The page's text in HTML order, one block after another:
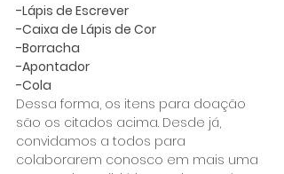
-Lápis de Escrever
-Caixa de Lápis de Cor
-Borracha
-Apontador
-Cola
Dessa forma, os itens para doação
são os citados acima. Desde já,
convidamos a todos para
colaborarem conosco em mais uma